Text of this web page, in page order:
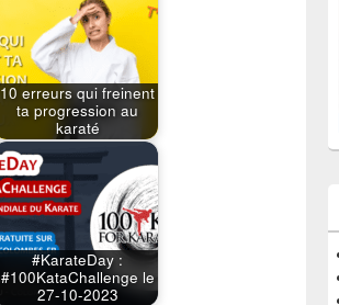
10 erreurs qui freinent
ta progression au
karaté
#KarateDay :
#100KataChallenge le
27-10-2023